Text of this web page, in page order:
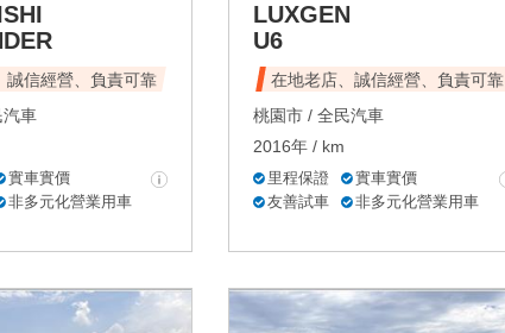
誠信經營、負責可靠
車
實車實價
非多元化營業用車
LUXGEN
U6
在地老店、誠信經營、負責可靠
桃園市 / 全民汽車
2016年 / km
里程保證
實車實價
友善試車
非多元化營業用車